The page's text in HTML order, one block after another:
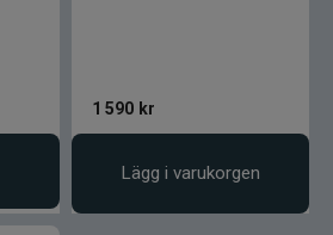
1 590 kr
Lägg i varukorgen